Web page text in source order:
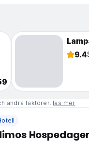
9.4
andra faktorer. läs mer